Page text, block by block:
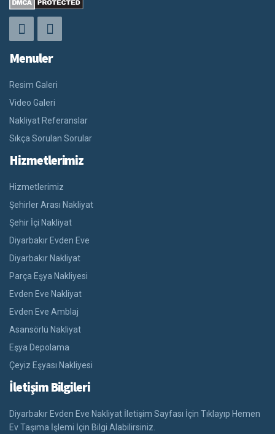
Menuler
Resim Galeri
Video Galeri
Nakliyat Referanslar
Sıkça Sorulan Sorular
Hizmetlerimiz
Hizmetlerimiz
Şehirler Arası Nakliyat
Şehir İçi Nakliyat
Diyarbakır Evden Eve
Diyarbakır Nakliyat
Parça Eşya Nakliyesi
Evden Eve Nakliyat
Evden Eve Amblaj
Asansörlü Nakliyat
Eşya Depolama
Çeyiz Eşyası Nakliyesi
İletişim Bilgileri
Diyarbakır Evden Eve Nakliyat İletişim Sayfası İçin Tıklayıp Hemen
Ev Taşıma İşlemi İçin Bilgi Alabilirsiniz.